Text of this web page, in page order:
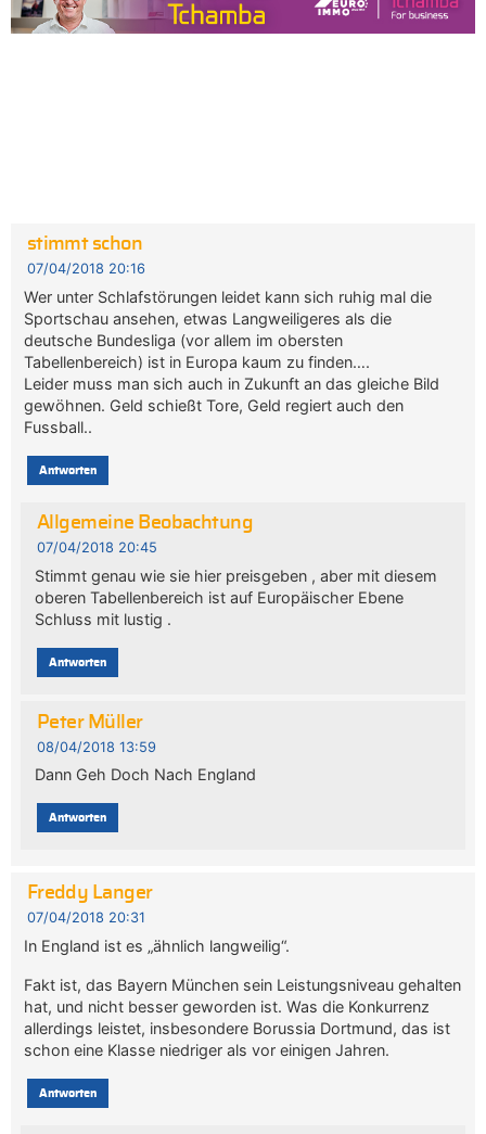
stimmt schon
07/04/2018 20:16
Wer unter Schlafstörungen leidet kann sich ruhig mal die
Sportschau ansehen, etwas Langweiligeres als die
deutsche Bundesliga (vor allem im obersten
Tabellenbereich) ist in Europa kaum zu finden….
Leider muss man sich auch in Zukunft an das gleiche Bild
gewöhnen. Geld schießt Tore, Geld regiert auch den
Fussball..
Antworten
Allgemeine Beobachtung
07/04/2018 20:45
Stimmt genau wie sie hier preisgeben , aber mit diesem
oberen Tabellenbereich ist auf Europäischer Ebene
Schluss mit lustig .
Antworten
Peter Müller
08/04/2018 13:59
Dann Geh Doch Nach England
Antworten
Freddy Langer
07/04/2018 20:31
In England ist es „ähnlich langweilig“.
Fakt ist, das Bayern München sein Leistungsniveau gehalten
hat, und nicht besser geworden ist. Was die Konkurrenz
allerdings leistet, insbesondere Borussia Dortmund, das ist
schon eine Klasse niedriger als vor einigen Jahren.
Antworten